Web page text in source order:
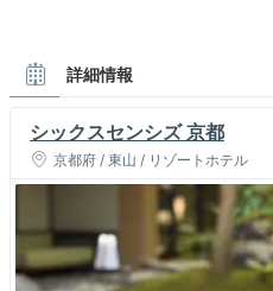
詳細情報
シックスセンシズ 京都
京都府 / 東山 / リゾートホテル